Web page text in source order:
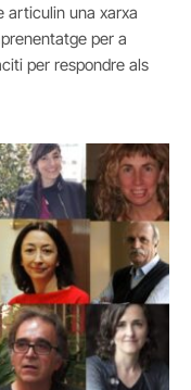
articulin una xarxa
per a
per respondre als